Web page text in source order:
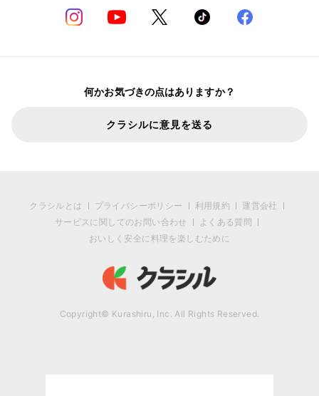
何かお気づきの点はありますか？
クラシルに意見を送る
クラシルとは プライバシーポリシー 利用規約
運営会社
サービスに関してのお問い合わせ
よくある質問
おいしく安全に料理を楽しむために
Copyright© Kurashiru, Inc. All Rights Reserved.